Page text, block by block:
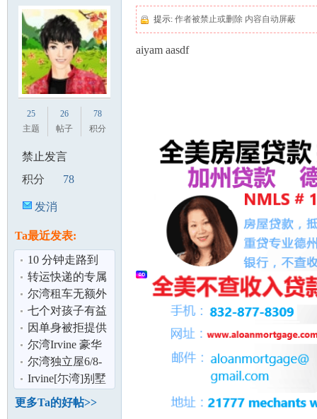
论
25
主题
26
帖子
78
积分
禁止发言
积分
78
发消
Ta最近发表:
10 分钟走路到
CSUFullerton
转运快递的专属
数据客服
尔湾租车无额外
费用500-1500含
保险!含救援
七个对孩子有益
的学习好习惯
因单身被拒提供
冻卵服务！冻卵
自由如何实现
尔湾Irvine 豪华
套房 日租 周租
月租 拎包
尔湾独立屋6/8-
8/15优惠出租：
$80/天
Irvine[尓湾]别墅
房间或整栋长短
租房拎包入
更多Ta的好帖>>
提示: 作者被禁止或删除 内容自动屏蔽
aiyam aasdf